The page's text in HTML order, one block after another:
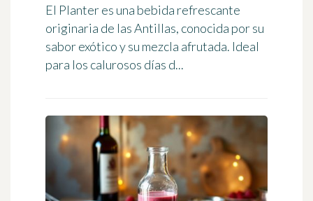
El Planter es una bebida refrescante
originaria de las Antillas, conocida por su
sabor exótico y su mezcla afrutada. Ideal
para los calurosos días d...